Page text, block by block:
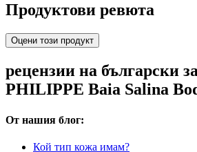
Продуктови ревюта
Оцени този продукт
рецензии на български
PHILIPPE Baia Salina
От нашия блог:
Кой тип кожа имам?